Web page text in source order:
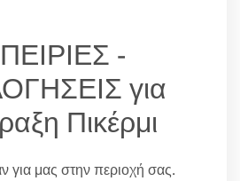
-
για
Πικέρμι
για μας στην περιοχή σας.